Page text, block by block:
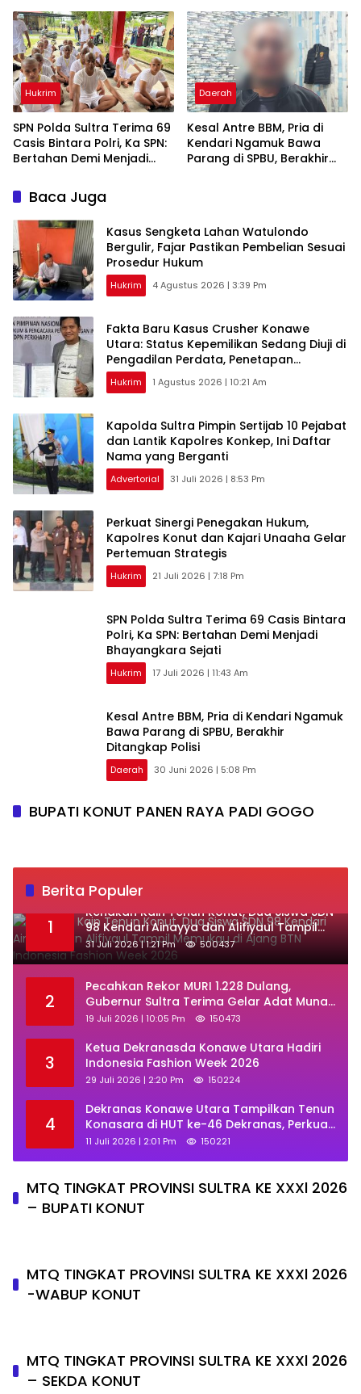
Berganti
Hukrim
SPN Polda Sultra Terima 69
Casis Bintara Polri, Ka SPN:
Bertahan Demi Menjadi
Daerah
Kesal Antre BBM, Pria di
Kendari Ngamuk Bawa
Parang di SPBU, Berakhir
Baca Juga
‎Kasus Sengketa Lahan Watulondo
Bergulir, Fajar Pastikan Pembelian Sesuai
Prosedur Hukum
Hukrim 4 Agustus 2026 | 3:39 Pm
Fakta Baru Kasus Crusher Konawe
Utara: Status Kepemilikan Sedang Diuji di
Pengadilan Perdata, Penetapan
Tersangka Dr. Ruksamin Dinilai Prematur
Hukrim 1 Agustus 2026 | 10:21 Am
‎Kapolda Sultra Pimpin Sertijab 10 Pejabat
dan Lantik Kapolres Konkep, Ini Daftar
Nama yang Berganti
Advertorial 31 Juli 2026 | 8:53 Pm
‎Perkuat Sinergi Penegakan Hukum,
Kapolres Konut dan Kajari Unaaha Gelar
Pertemuan Strategis
Hukrim 21 Juli 2026 | 7:18 Pm
SPN Polda Sultra Terima 69 Casis Bintara
Polri, Ka SPN: Bertahan Demi Menjadi
Bhayangkara Sejati
Hukrim 17 Juli 2026 | 11:43 Am
Kesal Antre BBM, Pria di Kendari Ngamuk
Bawa Parang di SPBU, Berakhir
Ditangkap Polisi
Daerah 30 Juni 2026 | 5:08 Pm
BUPATI KONUT PANEN RAYA PADI GOGO
Berita Populer
1
‎Kenakan Kain Tenun Konut, Dua Siswa SDN
98 Kendari Ainayya dan Alifiyaul Tampil
Memukau di Ajang BTN Indonesia Fashion
Week 2026
31 Juli 2026 | 1:21 Pm 500437
2
Pecahkan Rekor MURI 1.228 Dulang,
Gubernur Sultra Terima Gelar Adat Muna
dan Ajak KKMM Bersinergi
19 Juli 2026 | 10:05 Pm 150473
3
Ketua Dekranasda Konawe Utara Hadiri
Indonesia Fashion Week 2026
29 Juli 2026 | 2:20 Pm 150224
4
Dekranas Konawe Utara Tampilkan Tenun
Konasara di HUT ke-46 Dekranas, Perkuat
Promosi UMKM Daerah
11 Juli 2026 | 2:01 Pm 150221
MTQ TINGKAT PROVINSI SULTRA KE XXXl 2026
– BUPATI KONUT
MTQ TINGKAT PROVINSI SULTRA KE XXXl 2026
-WABUP KONUT
MTQ TINGKAT PROVINSI SULTRA KE XXXl 2026
– SEKDA KONUT